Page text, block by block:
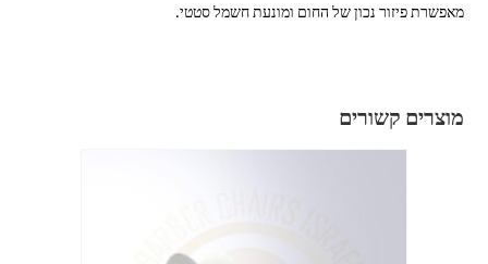
מאפשרת פיזור נכון של החום ומונעת חשמל סטטי.
מוצרים קשורים